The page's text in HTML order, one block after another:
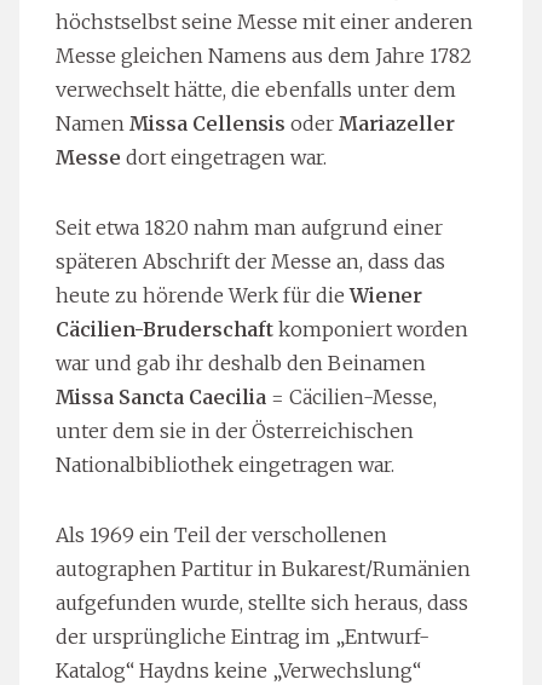
höchstselbst seine Messe mit einer anderen
Messe gleichen Namens aus dem Jahre 1782
verwechselt hätte, die ebenfalls unter dem
Namen Missa Cellensis oder Mariazeller
Messe dort eingetragen war.
Seit etwa 1820 nahm man aufgrund einer
späteren Abschrift der Messe an, dass das
heute zu hörende Werk für dieWiener
Cäcilien-Bruderschaft komponiert worden
war und gab ihr deshalb den Beinamen
Missa Sancta Caecilia = Cäcilien-Messe,
unter dem sie in der Österreichischen
Nationalbibliothek eingetragen war.
Als 1969 ein Teil der verschollenen
autographen Partitur in Bukarest/Rumänien
aufgefunden wurde, stellte sich heraus, dass
der ursprüngliche Eintrag im „Entwurf-
Katalog“ Haydns keine „Verwechslung“